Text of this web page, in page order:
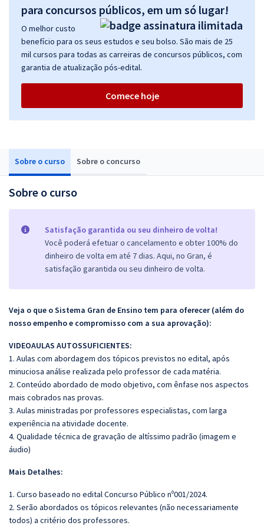
Sobre o curso Sobre o concurso
Sobre o curso
Satisfação garantida ou seu dinheiro de volta!
Você poderá efetuar o cancelamento e obter 100% do
dinheiro de volta em até 7 dias. Aqui, no Gran, é
satisfação garantida ou seu dinheiro de volta.
Veja o que o Sistema Gran de Ensino tem para oferecer (além do
nosso empenho e compromisso com a sua aprovação):
VIDEOAULAS AUTOSSUFICIENTES:
1. Aulas com abordagem dos tópicos previstos no edital, após
minuciosa análise realizada pelo professor de cada matéria.
2. Conteúdo abordado de modo objetivo, com ênfase nos aspectos
mais cobrados nas provas.
3. Aulas ministradas por professores especialistas, com larga
experiência na atividade docente.
4. Qualidade técnica de gravação de altíssimo padrão (imagem e
áudio)
Mais Detalhes:
1. Curso baseado no edital Concurso Público nº001/2024.
2. Serão abordados os tópicos relevantes (não necessariamente
todos) a critério dos professores.
para concursos públicos, em um só lugar!
O melhor custo
benefício para os seus estudos e seu bolso. São mais de 25
mil cursos para todas as carreiras de concursos públicos, com
garantia de atualização pós-edital.
Comece hoje